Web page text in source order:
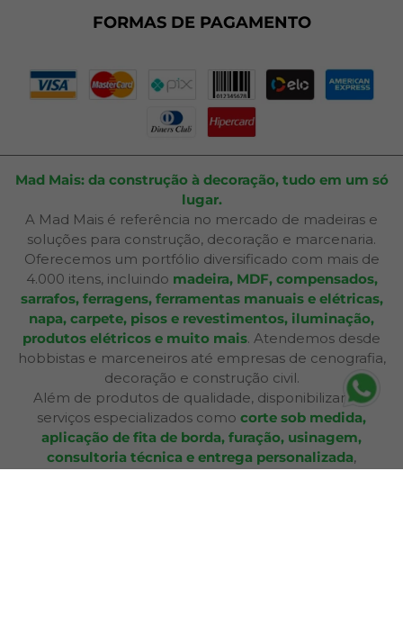
Plano de CorteFORMAS DE PAGAMENTO
Mad Mais: da construção à decoração, tudo em um só
lugar.
A Mad Mais é referência no mercado de madeiras e
soluções para construção, decoração e marcenaria.
Oferecemos um portfólio diversificado com mais de
4.000 itens, incluindo madeira, MDF, compensados,
sarrafos, ferragens, ferramentas manuais e elétricas,
napa, carpete, pisos e revestimentos, iluminação,
produtos elétricos e muito mais. Atendemos desde
hobbistas e marceneiros até empresas de cenografia,
decoração e construção civil.
Além de produtos de qualidade, disponibilizamos
serviços especializados como corte sob medida,
aplicação de fita de borda, furação, usinagem,
consultoria técnica e entrega personalizada,